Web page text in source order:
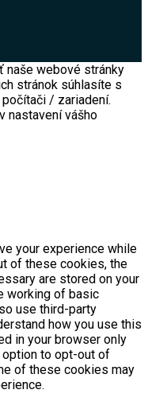
naše webové stránky
stránok súhlasíte s
/ zariadení.
nastavení vášho
your experience while
of these cookies, the
are stored on your
working of basic
use third-party
how you use this
in your browser only
option to opt-out of
of these cookies may